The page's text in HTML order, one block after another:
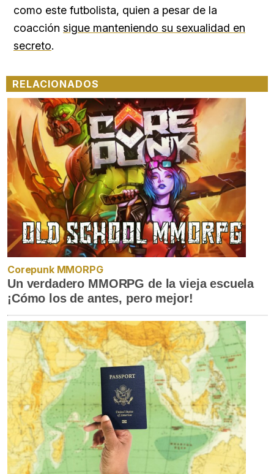
como este futbolista, quien a pesar de la
coacción sigue manteniendo su sexualidad en
secreto.
RELACIONADOS
Corepunk MMORPG
Un verdadero MMORPG de la vieja escuela
¡Cómo los de antes, pero mejor!